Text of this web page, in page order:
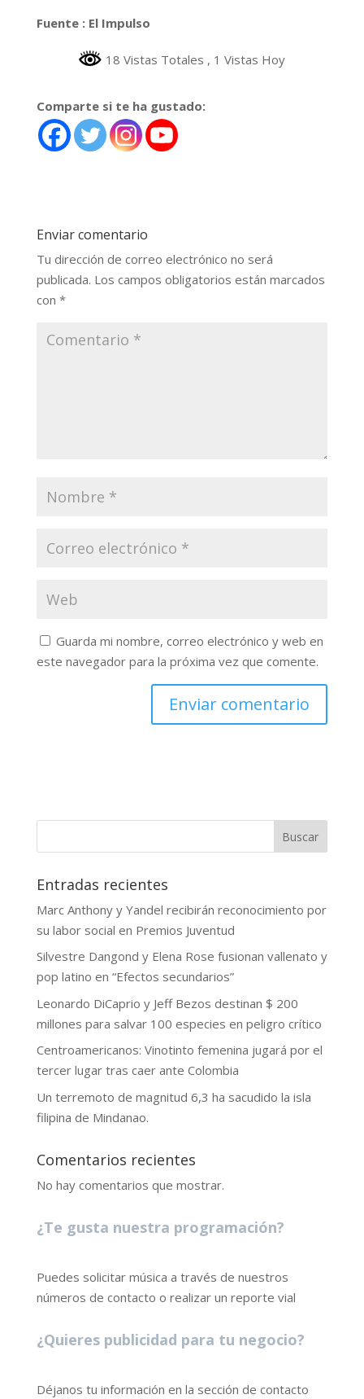
Fuente : El Impulso
18 Vistas Totales , 1 Vistas Hoy
Comparte si te ha gustado:
Enviar comentario
Tu dirección de correo electrónico no será
publicada. Los campos obligatorios están marcados
con *
Guarda mi nombre, correo electrónico y web en
este navegador para la próxima vez que comente.
Buscar
Entradas recientes
Marc Anthony y Yandel recibirán reconocimiento por
su labor social en Premios Juventud
Silvestre Dangond y Elena Rose fusionan vallenato y
pop latino en “Efectos secundarios”
Leonardo DiCaprio y Jeff Bezos destinan $ 200
millones para salvar 100 especies en peligro crítico
Centroamericanos: Vinotinto femenina jugará por el
tercer lugar tras caer ante Colombia
Un terremoto de magnitud 6,3 ha sacudido la isla
filipina de Mindanao.
Comentarios recientes
No hay comentarios que mostrar.
¿Te gusta nuestra programación?
Puedes solicitar música a través de nuestros
números de contacto o realizar un reporte vial
¿Quieres publicidad para tu negocio?
Déjanos tu información en la sección de contacto